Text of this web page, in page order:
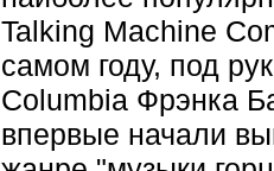
Talking Machine
самом году, под
Columbia Фрэнка
впервые начали